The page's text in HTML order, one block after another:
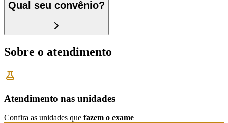
Qual seu convênio?
Sobre o atendimento
Atendimento nas unidades
Confira as unidades que fazem o exame